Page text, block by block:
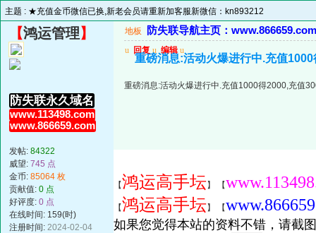
主题 : ★充值金币微信已换,新老会员请重新加客服新微信：kn893212
【鸿运管理】
防失联永久域名
www.113498.com
www.866659.com
发帖: 84322
威望: 745 点
金币: 85064 枚
贡献值: 0 点
好评度: 0 点
在线时间: 159(时)
注册时间: 2024-02-04
地板 防失联导航主页：www.866659.com
u 回复 u 编辑 u
重磅消息:活动火爆进行中.充值
重磅消息:活动火爆进行中.充值1000得2000,充值
【鸿运高手坛】 【
【鸿运高手坛】 【
如果您觉得本站的资料不错，请截